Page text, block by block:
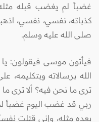
غضباً لم يغضب قبله
كذباته، نفسي، نفسي،
صلى الله عليه وسلم.
فيأتون موسى فيقولون:
الله برسالاته وبتكليمه،
ترى ما نحن فيه؟ ألا ترى
ربي قد غضب اليوم غضباً
بعده مثله، وإني قتلت